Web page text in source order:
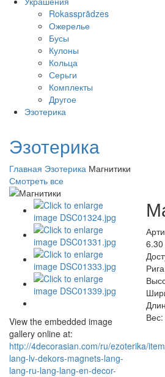
Rokassprādzes
Ожерелье
Бусы
Кулоны
Кольца
Серьги
Комплекты
Другое
Эзотерика
Эзотерика
Главная Эзотерика Магнитики
Смотреть все
View the embedded image
gallery online at:
http://4decorasian.com/ru/ezoterika/
lang-lv-dekors-magnets-lang-
lang-ru-lang-lang-en-decor-
Рига
Вес: